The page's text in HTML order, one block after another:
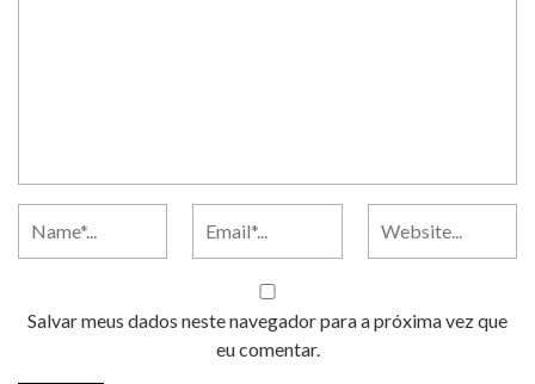
Salvar meus dados neste navegador para a próxima vez que
eu comentar.